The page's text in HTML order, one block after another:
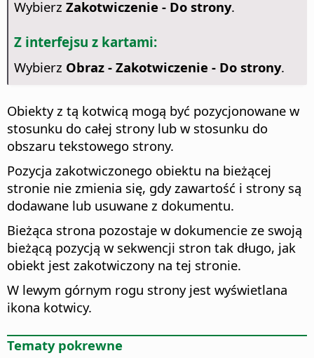
Wybierz Zakotwiczenie - Do strony.
Z interfejsu z kartami:
Wybierz Obraz - Zakotwiczenie - Do strony.
Obiekty z tą kotwicą mogą być pozycjonowane w
stosunku do całej strony lub w stosunku do
obszaru tekstowego strony.
Pozycja zakotwiczonego obiektu na bieżącej
stronie nie zmienia się, gdy zawartość i strony są
dodawane lub usuwane z dokumentu.
Bieżąca strona pozostaje w dokumencie ze swoją
bieżącą pozycją w sekwencji stron tak długo, jak
obiekt jest zakotwiczony na tej stronie.
W lewym górnym rogu strony jest wyświetlana
ikona kotwicy.
Tematy pokrewne